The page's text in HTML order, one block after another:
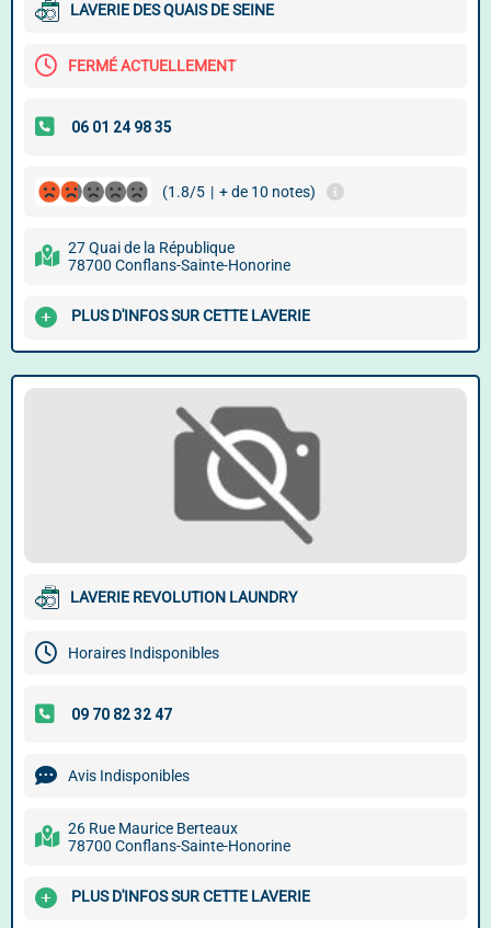
LAVERIE DES QUAIS DE SEINE
FERMÉ ACTUELLEMENT
(1.8/5 | + de 10 notes)
27 Quai de la République
78700 Conflans-Sainte-Honorine
PLUS D'INFOS SUR CETTE LAVERIE
LAVERIE REVOLUTION LAUNDRY
Horaires Indisponibles
Avis Indisponibles
26 Rue Maurice Berteaux
78700 Conflans-Sainte-Honorine
PLUS D'INFOS SUR CETTE LAVERIE